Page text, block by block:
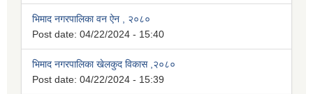
भिमाद नगरपालिका वन ऐन , २०८०
Post date: 04/22/2024 - 15:40
भिमाद नगरपालिका खेलकुद विकास ,२०८०
Post date: 04/22/2024 - 15:39